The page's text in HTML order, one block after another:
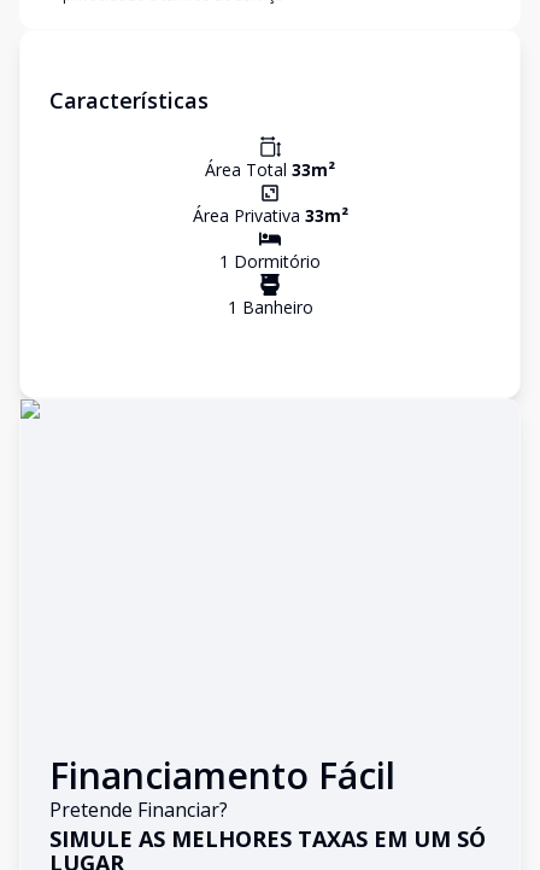
Características
Área Total 33m²
Área Privativa 33m²
1 Dormitório
1 Banheiro
Financiamento Fácil
Pretende Financiar?
SIMULE AS MELHORES TAXAS EM UM SÓ
LUGAR